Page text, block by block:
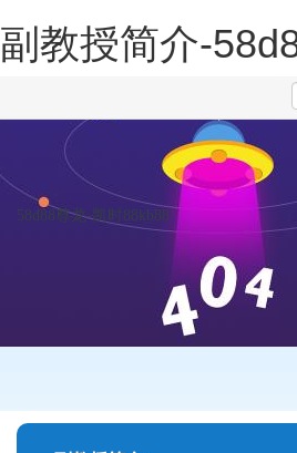
副教授简介-
58d88尊龙-凯时88kb88